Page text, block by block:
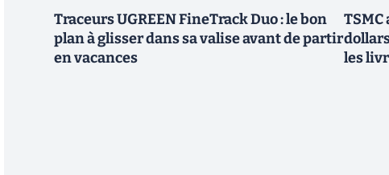
Traceurs UGREEN FineTrack Duo : le bon
plan à glisser dans sa valise avant de partir
en vacances
les